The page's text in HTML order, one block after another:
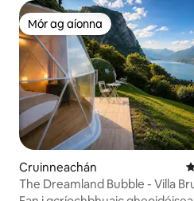
Mór ag aíonna
Mór ag aíonna
Cruinneachán
The Dreamland Bubble - Villa